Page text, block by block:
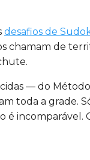
desafios de
chamam de
— do
toda a grade.
é incomparável.